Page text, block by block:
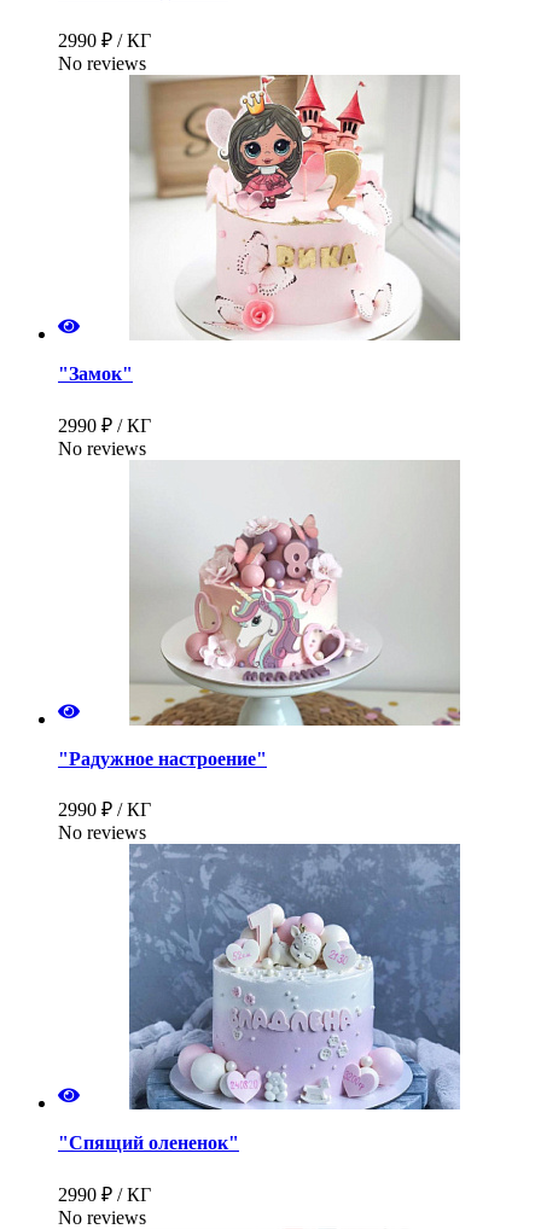
2990 ₽ / КГ
No reviews
"Замок"
2990 ₽ / КГ
No reviews
"Радужное настроение"
2990 ₽ / КГ
No reviews
"Спящий олененок"
2990 ₽ / КГ
No reviews